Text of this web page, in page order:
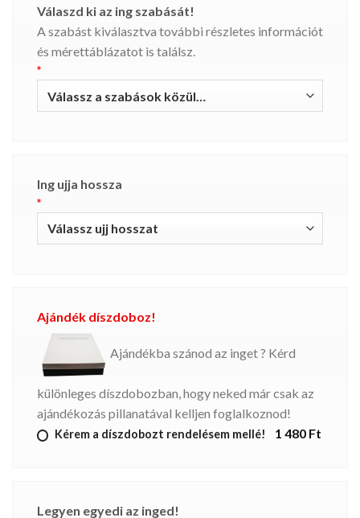
Válaszd ki az ing szabását!
A szabást kiválasztva további részletes információt
és mérettáblázatot is találsz.
*
Ing ujja hossza
*
Ajándék díszdoboz!
Ajándékba szánod az inget ? Kérd
különleges díszdobozban, hogy neked már csak az
ajándékozás pillanatával kelljen foglalkoznod!
Kérem a díszdobozt rendelésem mellé! 1 480 Ft
Legyen egyedi az inged!